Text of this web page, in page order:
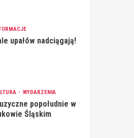
upałów nadciągają!
WYDARZENIA
popołudnie w
Śląskim